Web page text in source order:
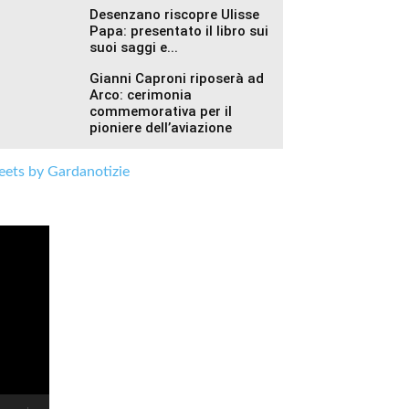
Desenzano riscopre Ulisse
Papa: presentato il libro sui
suoi saggi e...
Gianni Caproni riposerà ad
Arco: cerimonia
commemorativa per il
pioniere dell’aviazione
by Gardanotizie